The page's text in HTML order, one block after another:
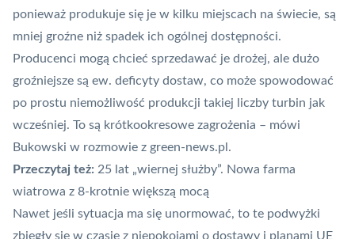
ponieważ produkuje się je w kilku miejscach na świecie, są
mniej groźne niż spadek ich ogólnej dostępności.
Producenci mogą chcieć sprzedawać je drożej, ale dużo
groźniejsze są ew. deficyty dostaw, co może spowodować
po prostu niemożliwość produkcji takiej liczby turbin jak
wcześniej. To są krótkookresowe zagrożenia – mówi
Bukowski w rozmowie z green-news.pl.
Przeczytaj też: 25 lat „wiernej służby”. Nowa farma
wiatrowa z 8-krotnie większą mocą
Nawet jeśli sytuacja ma się unormować, to te podwyżki
zbiegły się w czasie z niepokojami o dostawy i planami UE